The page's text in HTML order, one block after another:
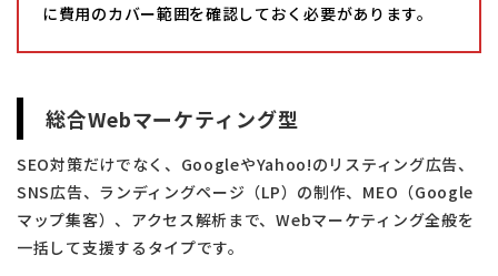
に費用のカバー範囲を確認しておく必要があります。
総合Webマーケティング型
SEO対策だけでなく、GoogleやYahoo!のリスティング広告、
SNS広告、ランディングページ（LP）の制作、MEO（Google
マップ集客）、アクセス解析まで、Webマーケティング全般を
一括して支援するタイプです。